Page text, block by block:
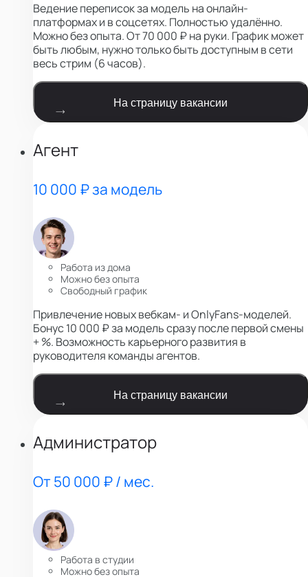
Ведение переписок за модель на онлайн-
платформах и в соцсетях. Полностью удалённо.
Можно без опыта. От 70 000 ₽ на руки. График может
быть любым, нужно только быть доступным в сети
весь стрим (6 часов).
На страницу вакансии
Агент
10 000 ₽ за модель
Работа из дома
Можно без опыта
Свободный график
Привлечение новых вебкам- и OnlyFans-моделей.
Бонус 10 000 ₽ за модель сразу после первой смены
+ %. Возможность карьерного развития в
руководителя команды агентов.
На страницу вакансии
Администратор
От 50 000 ₽ / мес.
Работа в студии
Можно без опыта